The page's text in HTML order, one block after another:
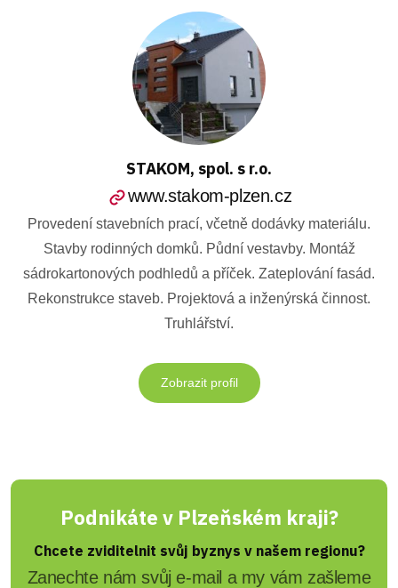
STAKOM, spol. s r.o.
www.stakom-plzen.cz
Provedení stavebních prací, včetně dodávky materiálu.
Stavby rodinných domků. Půdní vestavby. Montáž
sádrokartonových podhledů a příček. Zateplování fasád.
Rekonstrukce staveb. Projektová a inženýrská činnost.
Truhlářství.
Zobrazit profil
Podnikáte v Plzeňském kraji?
Chcete zviditelnit svůj byznys v našem regionu?
Zanechte nám svůj e-mail a my vám zašleme